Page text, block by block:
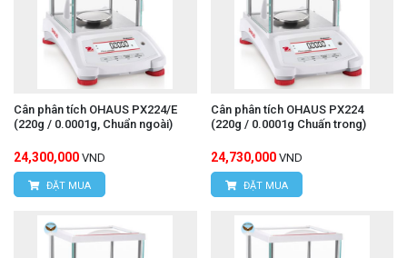
Cân phân tích OHAUS PX224/E
(220g / 0.0001g, Chuẩn ngoài)
24,300,000 VND
ĐẶT MUA
Cân phân tích OHAUS PX224
(220g / 0.0001g Chuấn trong)
24,730,000 VND
ĐẶT MUA